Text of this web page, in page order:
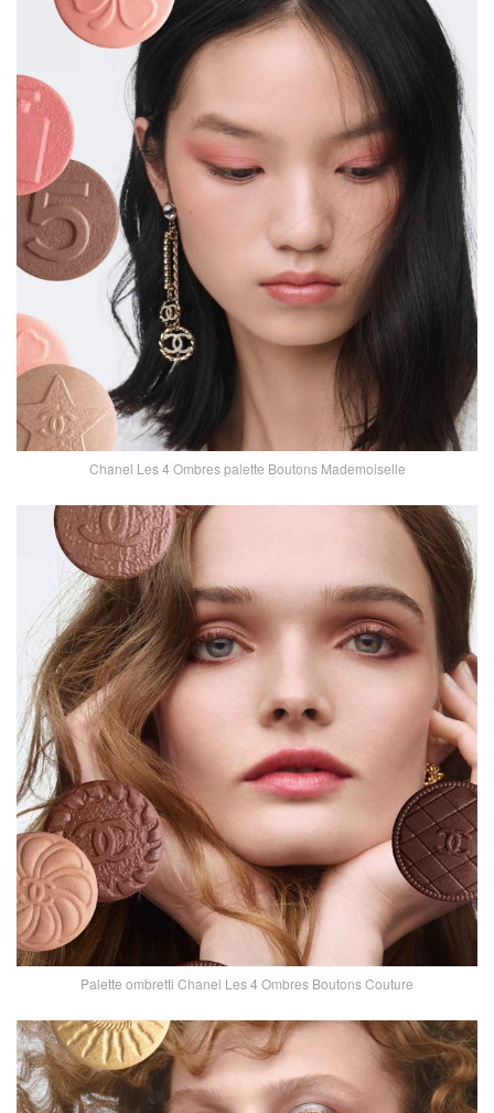
Chanel Les 4 Ombres palette Boutons Mademoiselle
Palette ombretti Chanel Les 4 Ombres Boutons Couture